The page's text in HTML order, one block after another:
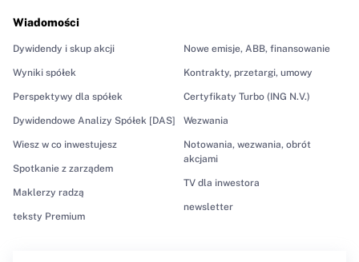
Wiadomości
Dywidendy i skup akcji
Wyniki spółek
Perspektywy dla spółek
Dywidendowe Analizy Spółek [DAS]
Wiesz w co inwestujesz
Spotkanie z zarządem
Maklerzy radzą
teksty Premium
Nowe emisje, ABB, finansowanie
Kontrakty, przetargi, umowy
Certyfikaty Turbo (ING N.V.)
Wezwania
Notowania, wezwania, obrót
akcjami
TV dla inwestora
newsletter